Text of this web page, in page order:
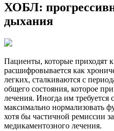
ХОБЛ:
дыхания
Пациенты, которые приходят
расшифровывается как
легких, сталкиваются с
общего состояния, которое
лечения. Иногда им требуется
максимально нормализовать
хотя бы частичной ремиссии
медикаментозного лечения.